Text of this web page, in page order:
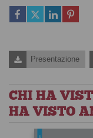
Presentazione
CHI HA
HA VISTO